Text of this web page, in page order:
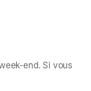
end. Si vous